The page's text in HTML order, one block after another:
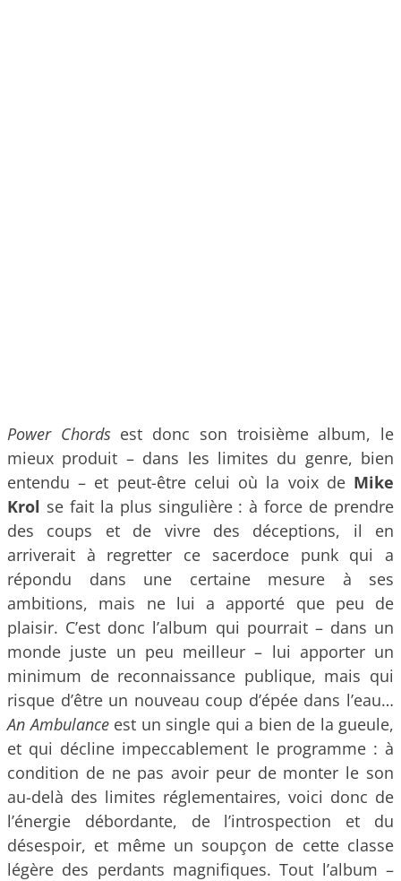
Power Chordsest donc son troisième album, le
mieux produit – dans les limites du genre, bien
entendu – et peut-être celui où la voix de Mike
Krol se fait la plus singulière : à force de prendre
des coups et de vivre des déceptions, il en
arriverait à regretter ce sacerdoce punk qui a
répondu dans une certaine mesure à ses
ambitions, mais ne lui a apporté que peu de
plaisir. C’est donc l’album qui pourrait – dans un
monde juste un peu meilleur – lui apporter un
minimum de reconnaissance publique, mais qui
risque d’être un nouveau coup d’épée dans l’eau…
An Ambulanceest un single qui a bien de la gueule,
et qui décline impeccablement le programme : à
condition de ne pas avoir peur de monter le son
au-delà des limites réglementaires, voici donc de
l’énergie débordante, de l’introspection et du
désespoir, et même un soupçon de cette classe
légère des perdants magnifiques. Tout l’album –